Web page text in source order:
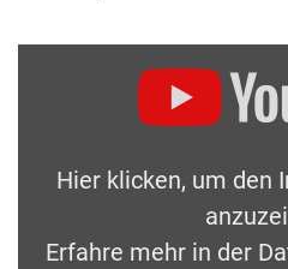
Hier klicken, um den
Erfahre mehr in der